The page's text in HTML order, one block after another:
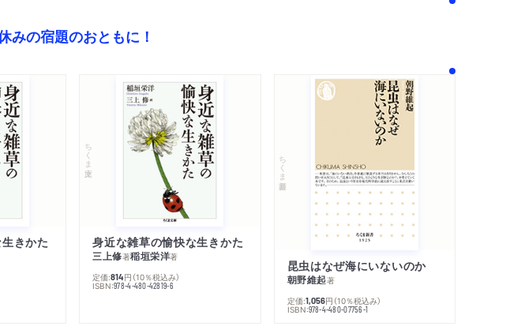
みの宿題のおともに！
きかた
ちくま文庫
身近な雑草の愉快な生きかた
三上修著稲垣栄洋著
定価:814円 （10％税込み）
ISBN:978-4-480-42819-6
ちくま新書
昆虫はなぜ海にいないのか
朝野維起著
定価:1,056円 （10％税込み）
ISBN:978-4-480-07756-1